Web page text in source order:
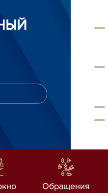
Обращения